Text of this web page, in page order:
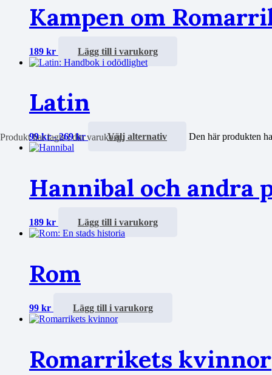
Produkthar lagts i din varukorg.
Kampen om
189 kr Lägg till i varukorg
Latin
99kr-269kr Välj alternativ Den här produkten
Hannibal och andra
189 kr Lägg till i varukorg
Rom
99 kr Lägg till i varukorg
Romarrikets kvinnor